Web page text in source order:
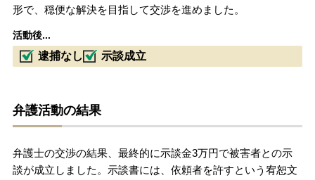
形で、穏便な解決を目指して交渉を進めました。
活動後...
逮捕なし 示談成立
弁護活動の結果
弁護士の交渉の結果、最終的に示談金3万円で被害者との示
談が成立しました。示談書には、依頼者を許すという宥恕文